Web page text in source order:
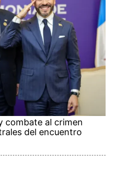
combate al crimen
del encuentro